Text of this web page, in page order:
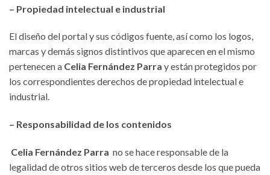
– Propiedad intelectual e industrial
El diseño del portal y sus códigos fuente, así como los logos,
marcas y demás signos distintivos que aparecen en el mismo
pertenecen a Celia Fernández Parra y están protegidos por
los correspondientes derechos de propiedad intelectual e
industrial.
– Responsabilidad de los contenidos
Celia Fernández Parra no se hace responsable de la
legalidad de otros sitios web de terceros desde los que pueda